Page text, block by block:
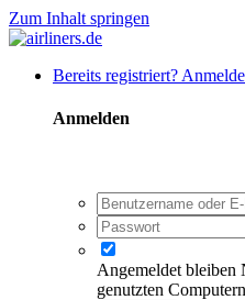
Zum Inhalt springen
Bereits registriert?
Anmelden
Angemeldet bleiben
genutzten Computern